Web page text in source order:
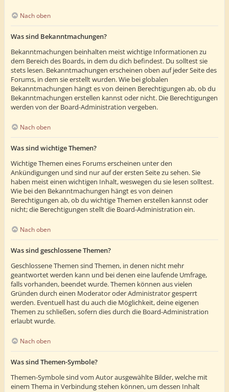
Nach oben
Was sind Bekanntmachungen?
Bekanntmachungen beinhalten meist wichtige Informationen zu
dem Bereich des Boards, in dem du dich befindest. Du solltest sie
stets lesen. Bekanntmachungen erscheinen oben auf jeder Seite des
Forums, in dem sie erstellt wurden. Wie bei globalen
Bekanntmachungen hängt es von deinen Berechtigungen ab, ob du
Bekanntmachungen erstellen kannst oder nicht. Die Berechtigungen
werden von der Board-Administration vergeben.
Nach oben
Was sind wichtige Themen?
Wichtige Themen eines Forums erscheinen unter den
Ankündigungen und sind nur auf der ersten Seite zu sehen. Sie
haben meist einen wichtigen Inhalt, weswegen du sie lesen solltest.
Wie bei den Bekanntmachungen hängt es von deinen
Berechtigungen ab, ob du wichtige Themen erstellen kannst oder
nicht; die Berechtigungen stellt die Board-Administration ein.
Nach oben
Was sind geschlossene Themen?
Geschlossene Themen sind Themen, in denen nicht mehr
geantwortet werden kann und bei denen eine laufende Umfrage,
falls vorhanden, beendet wurde. Themen können aus vielen
Gründen durch einen Moderator oder Administrator gesperrt
werden. Eventuell hast du auch die Möglichkeit, deine eigenen
Themen zu schließen, sofern dies durch die Board-Administration
erlaubt wurde.
Nach oben
Was sind Themen-Symbole?
Themen-Symbole sind vom Autor ausgewählte Bilder, welche mit
einem Thema in Verbindung stehen können, um dessen Inhalt